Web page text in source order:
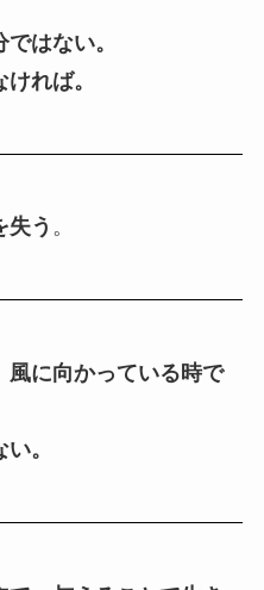
はない。
れば。
失う 。
風に向かっている時で
。